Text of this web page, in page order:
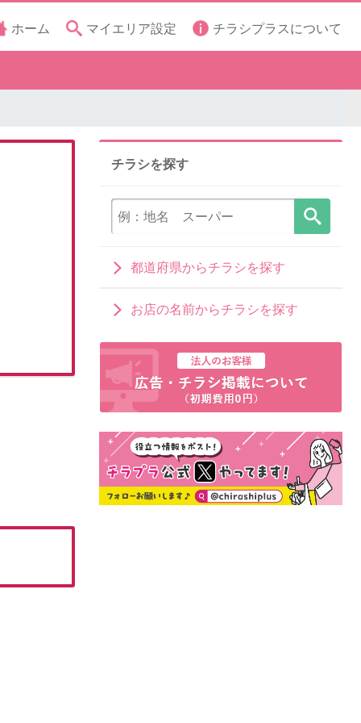
ホーム マイエリア設定 チラシプラスについて
チラシを探す
都道府県からチラシを探す
お店の名前からチラシを探す